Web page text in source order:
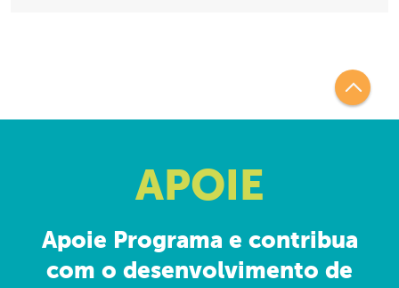
APOIE
Apoie Programa e contribua
com o desenvolvimento de